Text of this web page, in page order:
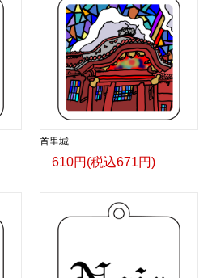
首里城
610円(税込671円)